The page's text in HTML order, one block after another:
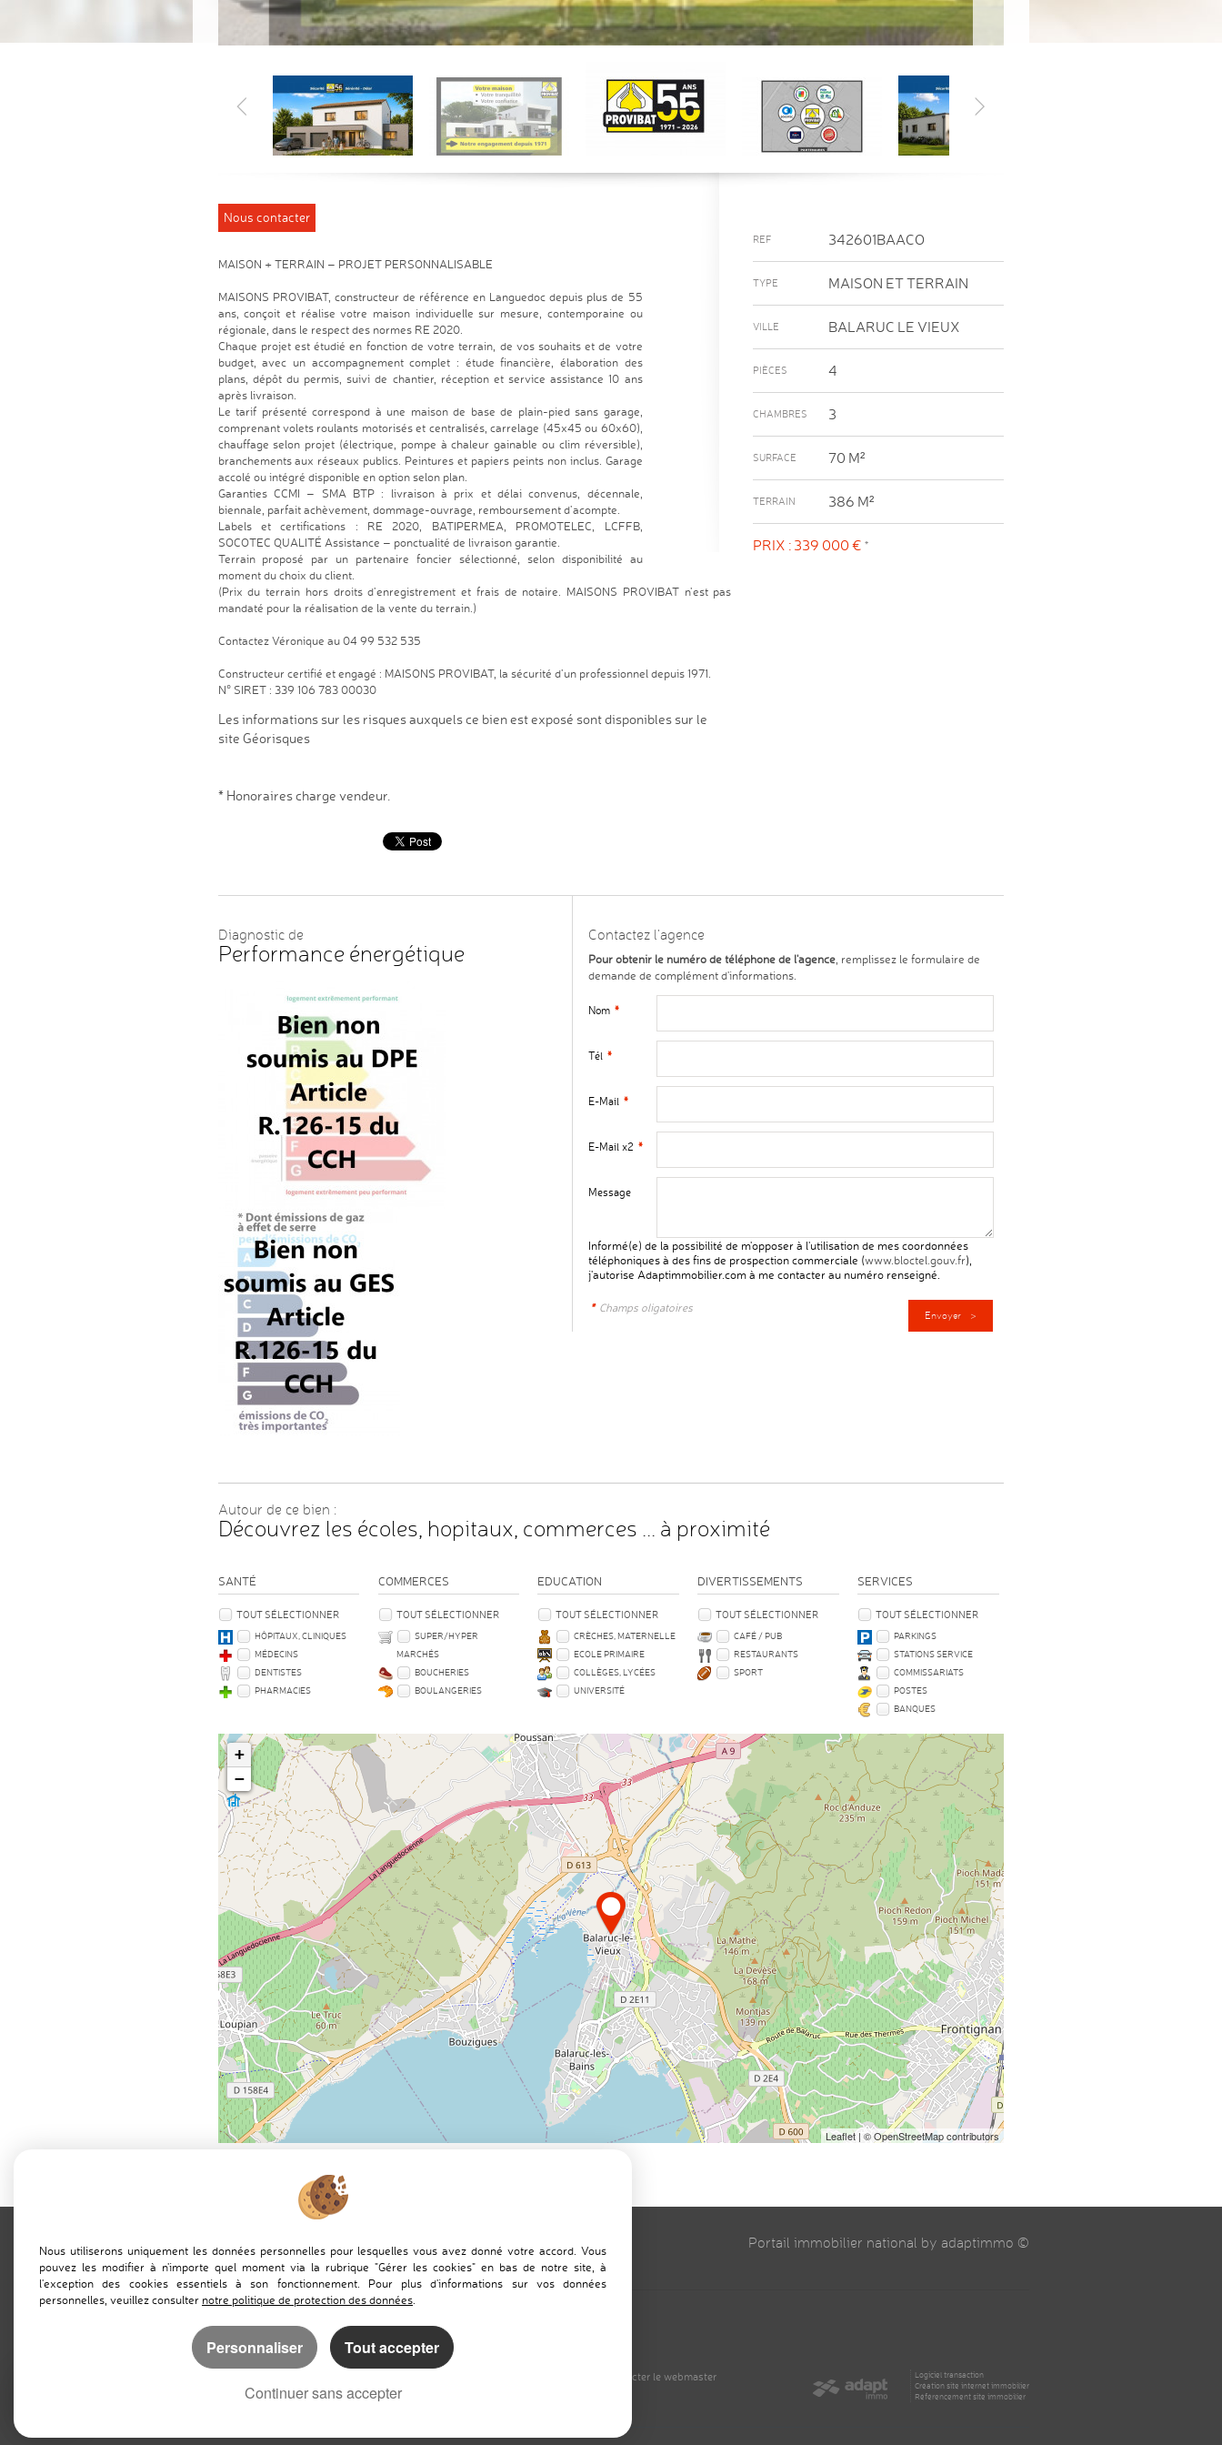
REF 342601BAACO
TYPE MAISON ET TERRAIN
VILLE BALARUC LE VIEUX
PIÈCES 4
CHAMBRES 3
SURFACE 70 M²
TERRAIN 386 M²
PRIX :339 000 € *
Nous contacter
MAISON + TERRAIN – PROJET PERSONNALISABLE
MAISONS PROVIBAT, constructeur de référence en Languedoc depuis plus de 55
ans, conçoit et réalise votre maison individuelle sur mesure, contemporaine ou
régionale, dans le respect des normes RE 2020.
Chaque projet est étudié en fonction de votre terrain, de vos souhaits et de votre
budget, avec un accompagnement complet : étude financière, élaboration des
plans, dépôt du permis, suivi de chantier, réception et service assistance 10 ans
après livraison.
Le tarif présenté correspond à une maison de base de plain-pied sans garage,
comprenant volets roulants motorisés et centralisés, carrelage (45x45 ou 60x60),
chauffage selon projet (électrique, pompe à chaleur gainable ou clim réversible),
branchements aux réseaux publics. Peintures et papiers peints non inclus. Garage
accolé ou intégré disponible en option selon plan.
Garanties CCMI – SMA BTP : livraison à prix et délai convenus, décennale,
biennale, parfait achèvement, dommage-ouvrage, remboursement d’acompte.
Labels et certifications : RE 2020, BATIPERMEA, PROMOTELEC, LCFFB,
SOCOTEC QUALITÉ Assistance – ponctualité de livraison garantie.
Terrain proposé par un partenaire foncier sélectionné, selon disponibilité au
moment du choix du client.
(Prix du terrain hors droits d’enregistrement et frais de notaire. MAISONS PROVIBAT n’est pas
mandaté pour la réalisation de la vente du terrain.)
Contactez Véronique au 04 99 532 535
Constructeur certifié et engagé : MAISONS PROVIBAT, la sécurité d’un professionnel depuis 1971.
N° SIRET : 339 106 783 00030
Les informations sur les risques auxquels ce bien est exposé sont disponibles sur le
site Géorisques
* Honoraires charge vendeur.
Diagnostic de
Performance énergétique
Contactez l'agence
Pour obtenir le numéro de téléphone de l'agence , remplissez le formulaire de
demande de complément d'informations.
Nom *
Tél *
E-Mail *
E-Mail x2 *
Message
Informé(e) de la possibilité de m'opposer à l'utilisation de mes coordonnées
téléphoniques à des fins de prospection commerciale (www.bloctel.gouv.fr),
j'autorise Adaptimmobilier.com à me contacter au numéro renseigné.
* Champs oligatoires
Autour de ce bien :
Découvrez les écoles, hopitaux, commerces ... à proximité
SANTÉ
TOUT SÉLECTIONNER
HÔPITAUX, CLINIQUES
MÉDECINS
DENTISTES
PHARMACIES
COMMERCES
TOUT SÉLECTIONNER
SUPER/HYPER
MARCHÉS
BOUCHERIES
BOULANGERIES
EDUCATION
TOUT SÉLECTIONNER
CRÈCHES, MATERNELLE
ECOLE PRIMAIRE
COLLÈGES, LYCÉES
UNIVERSITÉ
DIVERTISSEMENTS
TOUT SÉLECTIONNER
CAFÉ / PUB
RESTAURANTS
SPORT
SERVICES
TOUT SÉLECTIONNER
PARKINGS
STATIONS SERVICE
COMMISSARIATS
POSTES
BANQUES
x
* adresse précise non-diffusée
Pour obtenir l'adresse,contactez l'agence
+
−
Leaflet| © OpenStreetMap contributors
adaptimmobilier Portail immobilier national by adaptimmo ©
Contacter le webmaster
Logiciel transaction
Création site internet immobilier
Référencement site immobilier
Nous utiliserons uniquement les données personnelles pour lesquelles vous avez donné votre accord. Vous
pouvez les modifier à n'importe quel moment via la rubrique "Gérer les cookies" en bas de notre site, à
l'exception des cookies essentiels à son fonctionnement. Pour plus d'informations sur vos données
personnelles, veuillez consulter notre politique de protection des données
Personnaliser Tout accepter
Continuer sans accepter